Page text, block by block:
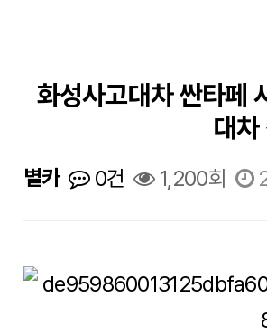
화성사고대차 싼타페
대차
별카 0건 1,200회